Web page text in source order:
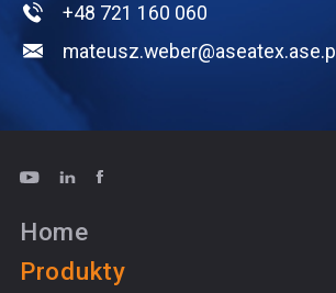
+48 721 160 060
mateusz.weber@aseatex.ase.pl
Home
Produkty